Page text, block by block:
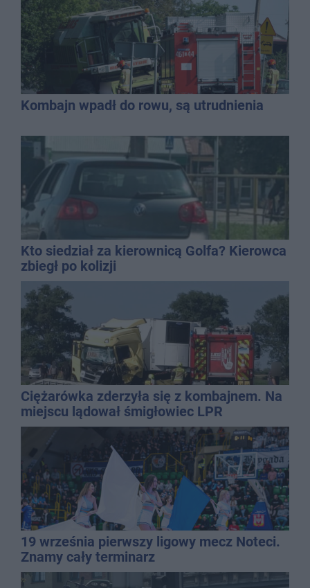
Kombajn wpadł do rowu, są utrudnienia
Kto siedział za kierownicą Golfa? Kierowca
zbiegł po kolizji
Ciężarówka zderzyła się z kombajnem. Na
miejscu lądował śmigłowiec LPR
19 września pierwszy ligowy mecz Noteci.
Znamy cały terminarz